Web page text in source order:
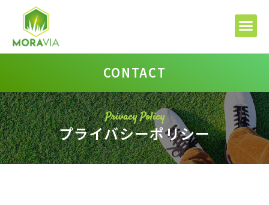
CONTACT
Privacy Policy
プライバシーポリシー